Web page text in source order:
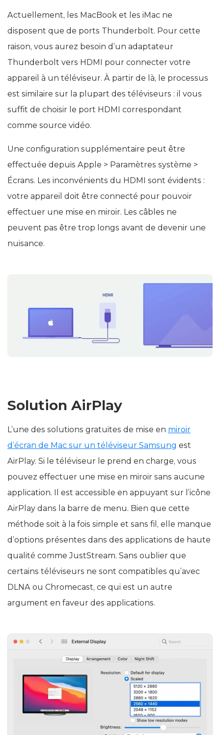
Actuellement, les MacBook et les iMac ne
disposent que de ports Thunderbolt. Pour cette
raison, vous aurez besoin d’un adaptateur
Thunderbolt vers HDMI pour connecter votre
appareil à un téléviseur. À partir de là, le processus
est similaire sur la plupart des téléviseurs : il vous
suffit de choisir le port HDMI correspondant
comme source vidéo.
Une configuration supplémentaire peut être
effectuée depuis Apple > Paramètres système >
Écrans. Les inconvénients du HDMI sont évidents :
votre appareil doit être connecté pour pouvoir
effectuer une mise en miroir. Les câbles ne
peuvent pas être trop longs avant de devenir une
nuisance.
Solution AirPlay
L’une des solutions gratuites de mise en miroir
d’écran de Mac sur un téléviseur Samsung est
AirPlay. Si le téléviseur le prend en charge, vous
pouvez effectuer une mise en miroir sans aucune
application. Il est accessible en appuyant sur l’icône
AirPlay dans la barre de menu. Bien que cette
méthode soit à la fois simple et sans fil, elle manque
d’options présentes dans des applications de haute
qualité comme JustStream. Sans oublier que
certains téléviseurs ne sont compatibles qu’avec
DLNA ou Chromecast, ce qui est un autre
argument en faveur des applications.